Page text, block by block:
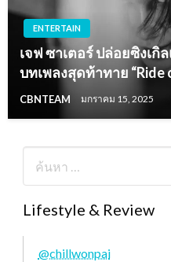
ENTERTAIN
เจฟ ซาเตอร์ ปล่อยซิงเกิ
บทเพลงสุดท้าทาย “Ride
CBNTEAM มกราคม 15, 2025
Lifestyle & Review
@chillwonpai